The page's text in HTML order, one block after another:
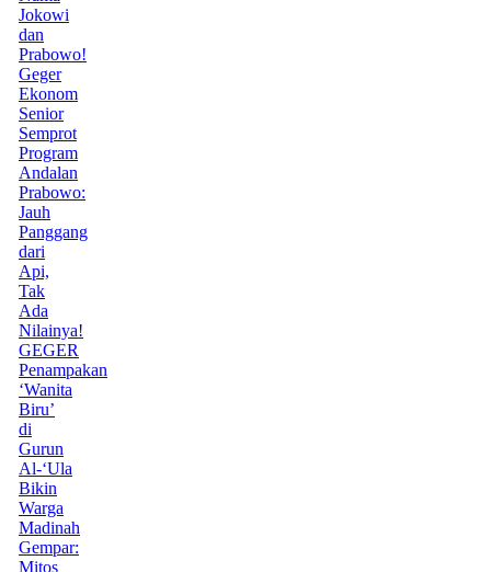
Jokowi
dan
Prabowo!
Geger
Ekonom
Senior
Semprot
Program
Andalan
Prabowo:
Jauh
Panggang
dari
Api,
Tak
Ada
Nilainya!
GEGER
Penampakan
‘Wanita
Biru’
di
Gurun
Al-‘Ula
Bikin
Warga
Madinah
Gempar:
Mitos